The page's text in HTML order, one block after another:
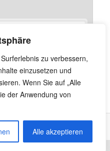
zu verbessern,
einzusetzen und
Wenn Sie auf „Alle
der Anwendung von
Alle akzeptieren
in diesem Browser
speichern.